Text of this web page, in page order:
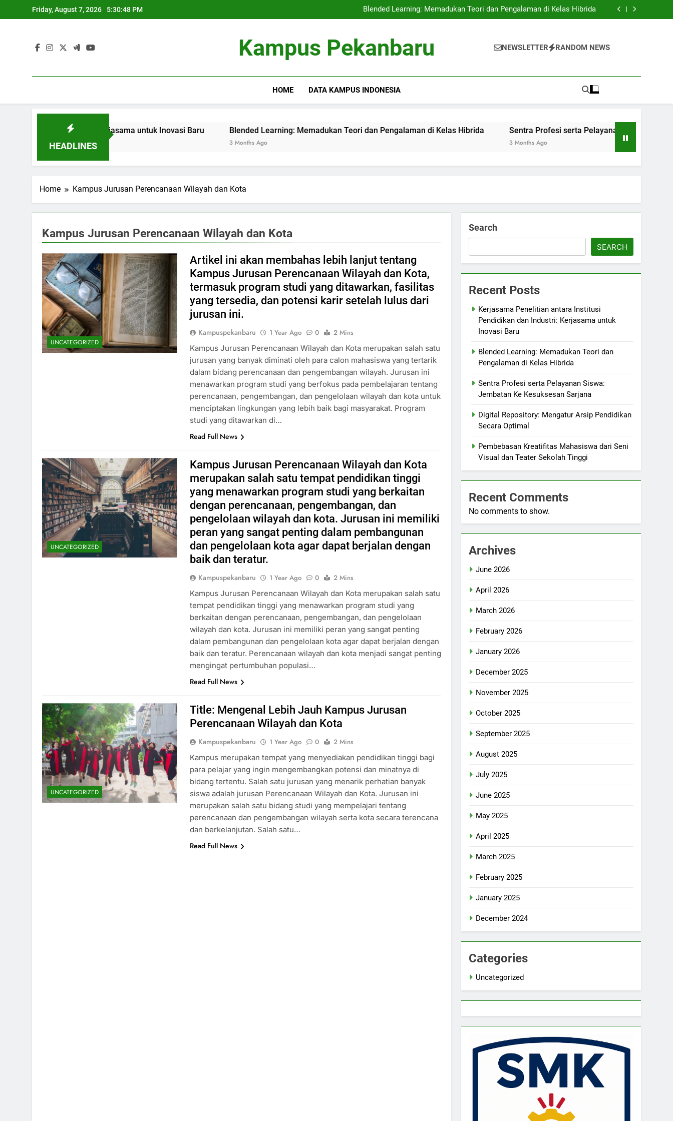
to
Friday, August 7, 2026 5:30:48 PM
untuk Inovasi Baru
Blended Learning: Memadukan Teori dan Pengalaman di Kelas Hibrida
Sentra Profesi serta Pelayanan Siswa: Jembatan Ke Kesuksesan Sarjana
untuk Inovasi Baru
Blended Learning: Memadukan Teori dan Pengalaman di Kelas Hibrida
Sentra Profesi serta Pelayanan Siswa: Jembatan Ke Kesuksesan Sarjana
Kampus Pekanbaru NEWSLETTER RANDOM NEWS
HOME DATA KAMPUS INDONESIA
HEADLINES
dan Industri: Kerjasama untuk Inovasi Baru Blended Learning: Memadukan Teori dan Pengalaman di Kelas Hibrida
3 Months Ago
Sentra Profesi serta Pelayanan Siswa: Jembatan Ke
3 Months Ago
Home Kampus Jurusan Perencanaan Wilayah dan Kota
Kampus Jurusan Perencanaan Wilayah dan Kota
UNCATEGORIZED
Artikel ini akan membahas lebih lanjut tentang
Kampus Jurusan Perencanaan Wilayah dan Kota,
termasuk program studi yang ditawarkan, fasilitas
yang tersedia, dan potensi karir setelah lulus dari
jurusan ini.
Kampuspekanbaru 1 Year Ago 0
2 Mins
Kampus Jurusan Perencanaan Wilayah dan Kota merupakan salah satu
jurusan yang banyak diminati oleh para calon mahasiswa yang tertarik
dalam bidang perencanaan dan pengembangan wilayah. Jurusan ini
menawarkan program studi yang berfokus pada pembelajaran tentang
perencanaan, pengembangan, dan pengelolaan wilayah dan kota untuk
menciptakan lingkungan yang lebih baik bagi masyarakat. Program
studi yang ditawarkan di…
Read Full News
UNCATEGORIZED
Kampus Jurusan Perencanaan Wilayah dan Kota
merupakan salah satu tempat pendidikan tinggi
yang menawarkan program studi yang berkaitan
dengan perencanaan, pengembangan, dan
pengelolaan wilayah dan kota. Jurusan ini memiliki
peran yang sangat penting dalam pembangunan
dan pengelolaan kota agar dapat berjalan dengan
baik dan teratur.
Kampuspekanbaru 1 Year Ago 0
2 Mins
Kampus Jurusan Perencanaan Wilayah dan Kota merupakan salah satu
tempat pendidikan tinggi yang menawarkan program studi yang
berkaitan dengan perencanaan, pengembangan, dan pengelolaan
wilayah dan kota. Jurusan ini memiliki peran yang sangat penting
dalam pembangunan dan pengelolaan kota agar dapat berjalan dengan
baik dan teratur. Perencanaan wilayah dan kota menjadi sangat penting
mengingat pertumbuhan populasi…
Read Full News
UNCATEGORIZED
Title: Mengenal Lebih Jauh Kampus Jurusan
Perencanaan Wilayah dan Kota
Kampuspekanbaru 1 Year Ago 0
2 Mins
Kampus merupakan tempat yang menyediakan pendidikan tinggi bagi
para pelajar yang ingin mengembangkan potensi dan minatnya di
bidang tertentu. Salah satu jurusan yang menarik perhatian banyak
siswa adalah jurusan Perencanaan Wilayah dan Kota. Jurusan ini
merupakan salah satu bidang studi yang mempelajari tentang
perencanaan dan pengembangan wilayah serta kota secara terencana
dan berkelanjutan. Salah satu…
Read Full News
Search
SEARCH
Recent Posts
Kerjasama Penelitian antara Institusi
Pendidikan dan Industri: Kerjasama untuk
Inovasi Baru
Blended Learning: Memadukan Teori dan
Pengalaman di Kelas Hibrida
Sentra Profesi serta Pelayanan Siswa:
Jembatan Ke Kesuksesan Sarjana
Digital Repository: Mengatur Arsip Pendidikan
Secara Optimal
Pembebasan Kreatifitas Mahasiswa dari Seni
Visual dan Teater Sekolah Tinggi
Recent Comments
No comments to show.
Archives
June 2026
April 2026
March 2026
February 2026
January 2026
December 2025
November 2025
October 2025
September 2025
August 2025
July 2025
June 2025
May 2025
April 2025
March 2025
February 2025
January 2025
December 2024
Categories
Uncategorized